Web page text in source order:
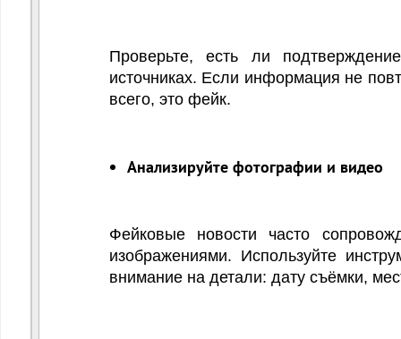
Проверьте, есть ли
источниках. Если информация не
всего, это фейк.
Анализируйте фотографии и видео
Фейковые новости часто
изображениями. Используйте
внимание на детали: дату съёмки,